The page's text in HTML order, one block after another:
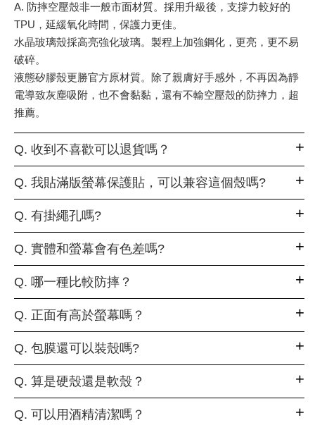
A. 防摔空壓殼非一般市面材質。採用升級後，支撐力較好的
TPU，延緩氧化時間，保護力更佳。
水晶玻璃殼採高亮強化玻璃。製程上加強鋼化，更亮，更不易
破碎。
液態矽膠殼更勝官方原材質。除了親膚好手感外，不再因為靜
電導致灰塵吸附，也不會黏黏，還有不輸空壓殼的防摔力，超
推薦。
Q. 收到不喜歡可以退貨嗎？
Q. 我貼滿版螢幕保護貼，可以兼容這個殼嗎?
Q. 有掛繩孔嗎?
Q. 實體和螢幕會有色差嗎?
Q. 哪一種比較防摔？
Q. 正面有高於螢幕嗎？
Q. 包膜還可以裝殼嗎?
Q. 算是硬殼還是軟殼？
Q. 可以用酒精清潔嗎？